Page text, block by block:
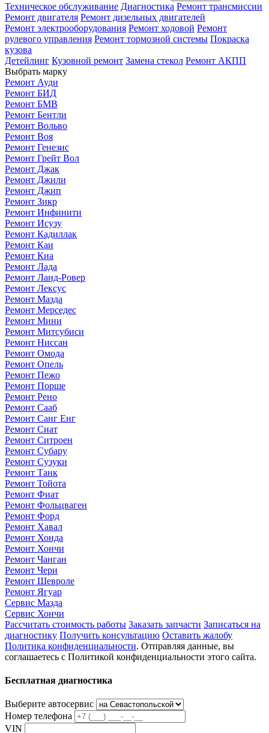
Техническое обслуживание Диагностика Ремонт трансмиссии
Ремонт двигателя Ремонт дизельных двигателей
Ремонт электрооборудования Ремонт ходовой Ремонт
рулевого управления Ремонт тормозной системы Покраска
кузова
Детейлинг Кузовной ремонт Замена стекол Ремонт АКПП
Выбрать марку
Ремонт Ауди
Ремонт БИД
Ремонт БМВ
Ремонт Бентли
Ремонт Вольво
Ремонт Воя
Ремонт Генезис
Ремонт Грейт Вол
Ремонт Джак
Ремонт Джили
Ремонт Джип
Ремонт Зикр
Ремонт Инфинити
Ремонт Исузу
Ремонт Кадиллак
Ремонт Каи
Ремонт Киа
Ремонт Лада
Ремонт Ланд-Ровер
Ремонт Лексус
Ремонт Мазда
Ремонт Мерседес
Ремонт Мини
Ремонт Митсубиси
Ремонт Ниссан
Ремонт Омода
Ремонт Опель
Ремонт Пежо
Ремонт Порше
Ремонт Рено
Ремонт Сааб
Ремонт Санг Енг
Ремонт Сиат
Ремонт Ситроен
Ремонт Субару
Ремонт Сузуки
Ремонт Танк
Ремонт Тойота
Ремонт Фиат
Ремонт Фольцваген
Ремонт Форд
Ремонт Хавал
Ремонт Хонда
Ремонт Хончи
Ремонт Чанган
Ремонт Чери
Ремонт Шевроле
Ремонт Ягуар
Сервис Мазда
Сервис Хончи
Рассчитать стоимость работы Заказать запчасти Записаться на
диагностику Получить консультацию Оставить жалобу
Политика конфиденциальности. Отправляя данные, вы
соглашаетесь с Политикой конфиденциальности этого сайта.
Бесплатная диагностика
Выберите автосервис
Номер телефона
VIN